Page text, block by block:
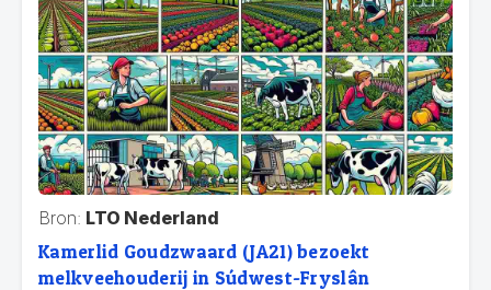
Bron: LTO Nederland
Kamerlid Goudzwaard (JA21) bezoekt
melkveehouderij in Súdwest-Fryslân